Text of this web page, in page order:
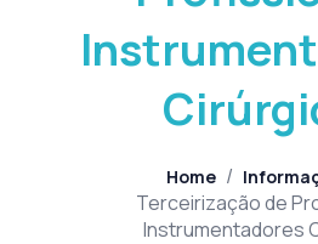
Home /
Terceirização de
Instrumentadores